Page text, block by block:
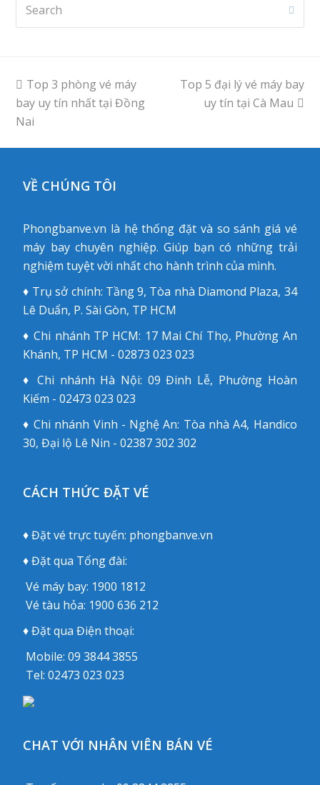
previous
post:
Top 3 phòng vé máy
bay uy tín nhất tại Đồng
Nai
next
post:
Top 5 đại lý vé máy bay
uy tín tại Cà Mau
VỀ CHÚNG TÔI
Phongbanve.vn là hệ thống đặt và so sánh giá vé
máy bay chuyên nghiệp. Giúp bạn có những trải
nghiệm tuyệt vời nhất cho hành trình của mình.
♦ Trụ sở chính: Tầng 9, Tòa nhà Diamond Plaza, 34
Lê Duẩn, P. Sài Gòn, TP HCM
♦ Chi nhánh TP HCM: 17 Mai Chí Thọ, Phường An
Khánh, TP HCM - 02873 023 023
♦ Chi nhánh Hà Nội: 09 Đinh Lễ, Phường Hoàn
Kiếm - 02473 023 023
♦ Chi nhánh Vinh - Nghệ An: Tòa nhà A4, Handico
30, Đại lộ Lê Nin - 02387 302 302
CÁCH THỨC ĐẶT VÉ
♦ Đặt vé trực tuyến: phongbanve.vn
♦ Đặt qua Tổng đài:
Vé máy bay: 1900 1812
Vé tàu hỏa: 1900 636 212
♦ Đặt qua Điện thoại:
Mobile:09 3844 3855
Tel:02473 023 023
CHAT VỚI NHÂN VIÊN BÁN VÉ